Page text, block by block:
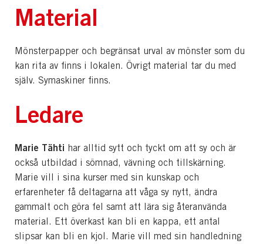
Material
Mönsterpapper och begränsat urval av mönster som du
kan rita av finns i lokalen. Övrigt material tar du med
själv. Symaskiner finns.
Ledare
Marie Tähti har alltid sytt och tyckt om att sy och är
också utbildad i sömnad, vävning och tillskärning.
Marie vill i sina kurser med sin kunskap och
erfarenheter få deltagarna att våga sy nytt, ändra
gammalt och göra fel samt att lära sig återanvända
material. Ett överkast kan bli en kappa, ett antal
slipsar kan bli en kjol. Marie vill med sin handledning